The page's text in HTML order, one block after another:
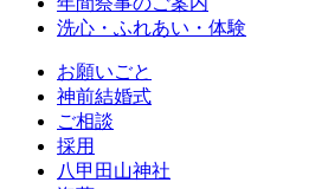
洗心・ふれあい・体験
お願いごと
神前結婚式
ご相談
採用
八甲田山神社